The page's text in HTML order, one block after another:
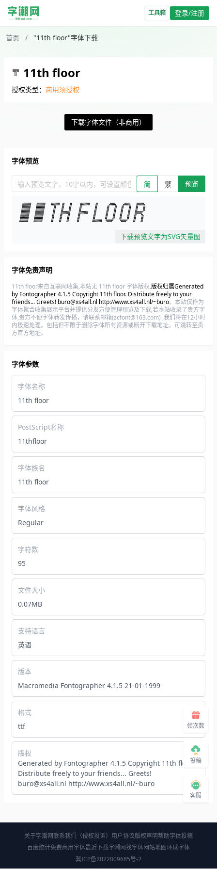
工具箱 登录/注册
首页 / "11th floor"字体下载
11th floor
授权类型： 商用须授权
下载字体文件（非商用）
字体预览
输入预览文字，10字以内，可设置颜色、大小、简繁。回车查看效
简 繁 预览
下载预览文字为SVG矢量图
字体免责声明
11th floor来自互联网收集,本站无 11th floor 字体版权,版权归属Generated
by Fontographer 4.1.5 Copyright 11th floor. Distribute freely to your
friends... Greets! buro@xs4all.nl http://www.xs4all.nl/~buro。本站仅作为
字体聚合收集展示平台并提供分发方便管理预览及下载,若本站收录了贵方字
体,贵方不便字体转发传播，请联系邮箱(zcfont@163.com) ,我们将在12小时
内极速处理。包括但不限于删除字体所有资源或断开下载地址，可跳转至贵
方官方地址。
字体参数
字体名称
11th floor
PostScript名称
11thfloor
字体族名
11th floor
字体风格
Regular
字符数
95
文件大小
0.07MB
支持语言
英语
版本
Macromedia Fontographer 4.1.5 21‐01‐1999
格式
ttf
版权
Generated by Fontographer 4.1.5 Copyright 11th floor.
Distribute freely to your friends... Greets!
buro@xs4all.nl http://www.xs4all.nl/~buro
关于字潮网联系我们（侵权投诉） 用户协议版权声明帮助字体投稿
百度统计免费商用字体最近下载字潮网找字体网站地图环球字体
冀ICP备2022009685号-2
领次数
投稿
客服